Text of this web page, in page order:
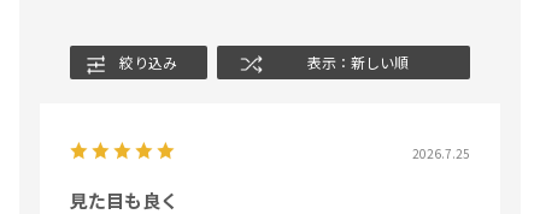
絞り込み 表示：新しい順
2026.7.25
見た目も良く